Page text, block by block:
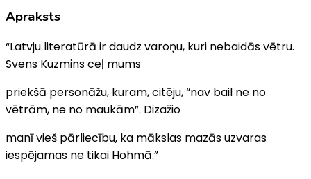
Apraksts
“Latvju literatūrā ir daudz varoņu, kuri nebaidās vētru.
Svens Kuzmins ceļ mums
priekšā personāžu, kuram, citēju, “nav bail ne no
vētrām, ne no maukām”. Dizažio
manī vieš pārliecību, ka mākslas mazās uzvaras
iespējamas ne tikai Hohmā.”